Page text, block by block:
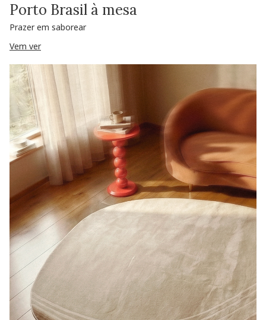
Porto Brasil à mesa
Prazer em saborear
Vem ver